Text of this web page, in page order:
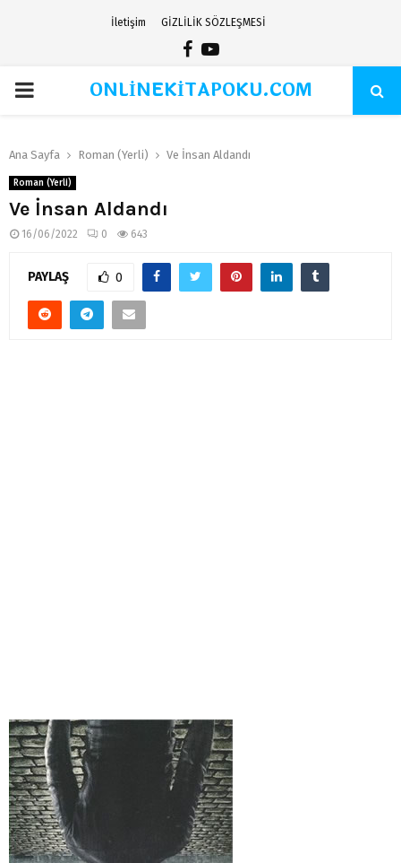
İletişim GİZLİLİK SÖZLEŞMESİ
Facebook
Youtube
PRIMARYONLİNEKİTAPOKU.COM
Ana Sayfa Roman (Yerli) Ve İnsan Aldandı
Roman (Yerli)
Ve İnsan Aldandı
16/06/2022 0 643
PAYLAŞ 0